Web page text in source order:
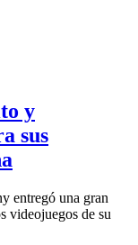
y
sus
entregó una gran
videojuegos de su